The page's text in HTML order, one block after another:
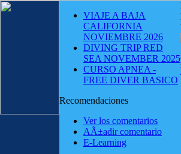
VIAJE A BAJA
CALIFORNIA
NOVIEMBRE 2026
DIVING TRIP RED
SEA NOVEMBER 2025
CURSO APNEA -
FREE DIVER BASICO
Recomendaciones
Ver los comentarios
AÃ±adir comentario
E-Learning